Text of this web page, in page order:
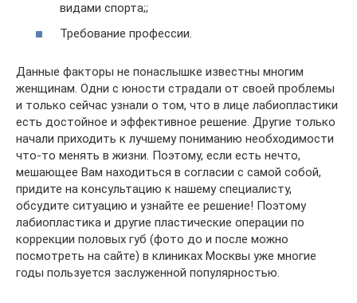
видами спорта;;
Требование профессии.
Данные факторы не понаслышке известны многим
женщинам. Одни с юности страдали от своей проблемы
и только сейчас узнали о том, что в лице лабиопластики
есть достойное и эффективное решение. Другие только
начали приходить к лучшему пониманию необходимости
что-то менять в жизни. Поэтому, если есть нечто,
мешающее Вам находиться в согласии с самой собой,
придите на консультацию к нашему специалисту,
обсудите ситуацию и узнайте ее решение! Поэтому
лабиопластика и другие пластические операции по
коррекции половых губ (фото до и после можно
посмотреть на сайте) в клиниках Москвы уже многие
годы пользуется заслуженной популярностью.